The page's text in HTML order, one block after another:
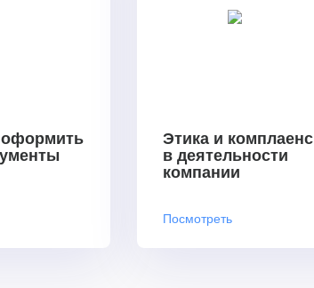
оформить
Этика и комплаенс
в деятельности
компании
Посмотреть